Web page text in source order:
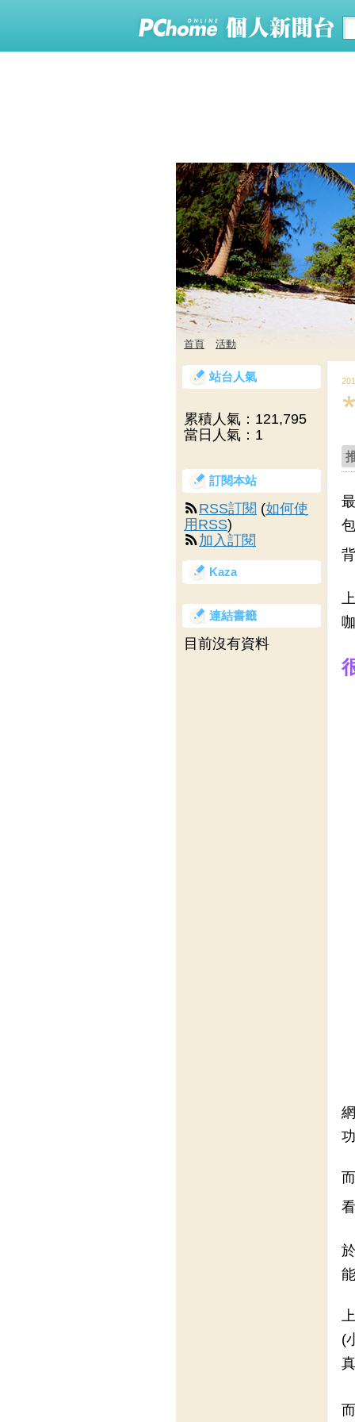
首頁 活動
(
站台人氣
累積人氣： 121,795
當日人氣： 1
訂閱本站
RSS訂閱 (如何使
用RSS)
加入訂閱
Kaza
連結書籤
目前沒有資料